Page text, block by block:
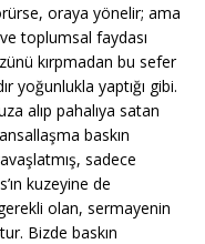
oraya yönelir; ama
toplumsal faydası
kırpmadan bu sefer
yoğunlukla yaptığı gibi.
alıp pahalıya satan
baskın
sadece
kuzeyine de
olan, sermayenin
Bizde baskın